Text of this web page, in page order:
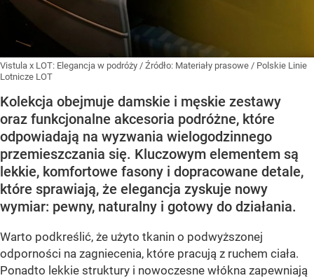
Vistula x LOT: Elegancja w podróży / Źródło: Materiały prasowe / Polskie Linie
Lotnicze LOT
Kolekcja obejmuje damskie i męskie zestawy
oraz funkcjonalne akcesoria podróżne, które
odpowiadają na wyzwania wielogodzinnego
przemieszczania się. Kluczowym elementem są
lekkie, komfortowe fasony i dopracowane detale,
które sprawiają, że elegancja zyskuje nowy
wymiar: pewny, naturalny i gotowy do działania.
Warto podkreślić, że użyto tkanin o podwyższonej
odporności na zagniecenia, które pracują z ruchem ciała.
Ponadto lekkie struktury i nowoczesne włókna zapewniają